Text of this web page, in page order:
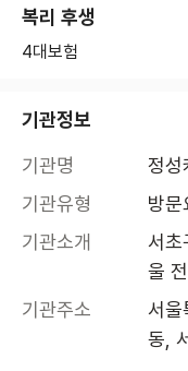
복리 후생
4대보험
기관정보
기관명
정성
기관유형
방
기관소개
서초
울
기관주소
서울
동,